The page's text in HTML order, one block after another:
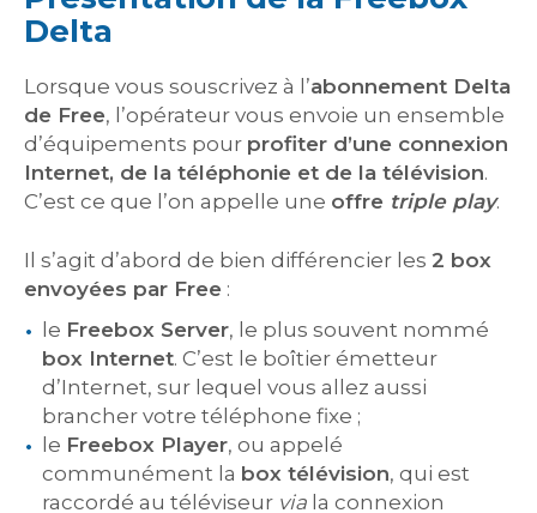
Delta
Lorsque vous souscrivez à l’abonnement Delta
de Free, l’opérateur vous envoie un ensemble
d’équipements pour profiter d’une connexion
Internet, de la téléphonie et de la télévision.
C’est ce que l’on appelle une offre triple play.
Il s’agit d’abord de bien différencier les 2 box
envoyées par Free :
le Freebox Server, le plus souvent nommé
box Internet. C’est le boîtier émetteur
d’Internet, sur lequel vous allez aussi
brancher votre téléphone fixe ;
le Freebox Player, ou appelé
communément la box télévision, qui est
raccordé au téléviseur via la connexion